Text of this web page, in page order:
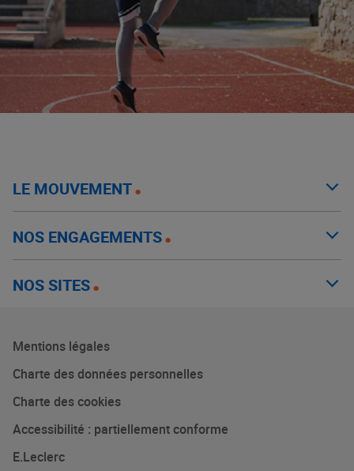
LE MOUVEMENT
NOS ENGAGEMENTS
NOS SITES
Mentions légales
Charte des données personnelles
Charte des cookies
Accessibilité : partiellement conforme
E.Leclerc